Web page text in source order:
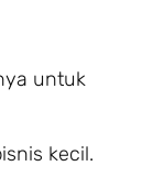
untuk
kecil.